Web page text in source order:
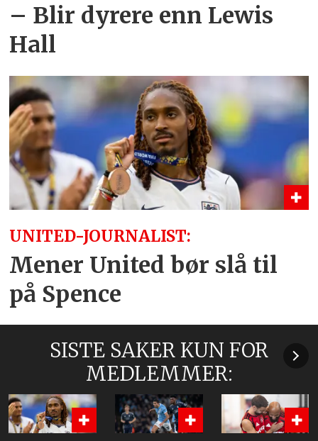
– Blir dyrere enn Lewis
Hall
UNITED-JOURNALIST:
Mener United bør slå til
på Spence
SISTE SAKER KUN FOR
MEDLEMMER: